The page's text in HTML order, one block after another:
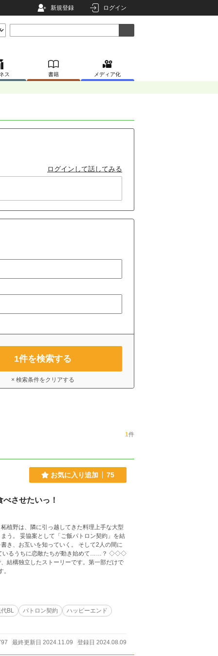
新規登録 ログイン
ス 書籍 メディア化
ログインして話してみる
1件を検索する
× 検索条件をクリアする
1件
お気に入り追加 75
させたいっ！
植野は、隣に引っ越してきた料理上手な大型
約」を結
知っていく。 そして2人の間に
るうちに恋敵たちが動き始めて……？ ◇◇◇
結構独立したストーリーです。第一部だけで
。
BL パトロン契約 ハッピーエンド
最終更新日 2024.11.09 登録日 2024.08.09